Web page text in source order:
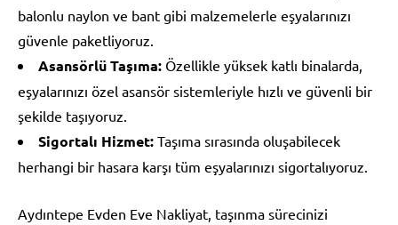
balonlu naylon ve bant gibi malzemelerle eşyalarınızı
güvenle paketliyoruz.
Asansörlü Taşıma: Özellikle yüksek katlı binalarda,
eşyalarınızı özel asansör sistemleriyle hızlı ve güvenli bir
şekilde taşıyoruz.
Sigortalı Hizmet: Taşıma sırasında oluşabilecek
herhangi bir hasara karşı tüm eşyalarınızı sigortalıyoruz.
Aydıntepe Evden Eve Nakliyat, taşınma sürecinizi